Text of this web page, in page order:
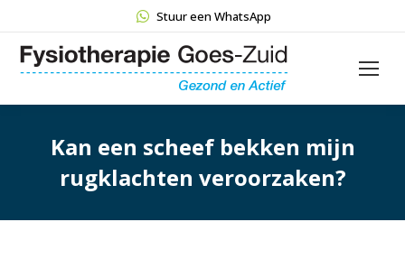
Stuur een WhatsApp
Kan een scheef bekken mijn
rugklachten veroorzaken?